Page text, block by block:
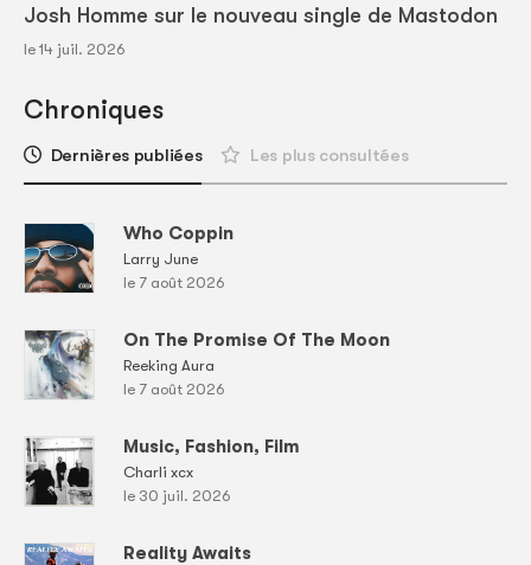
Josh Homme sur le nouveau single de Mastodon
le 14 juil. 2026
Chroniques
Dernières publiées Les plus consultées
Who Coppin
Larry June
le 7 août 2026
On The Promise Of The Moon
Reeking Aura
le 7 août 2026
Music, Fashion, Film
Charli xcx
le 30 juil. 2026
Reality Awaits